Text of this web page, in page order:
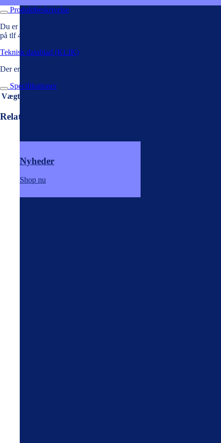
Nyheder
Shop nu
Produktbeskrivelse
Du er velkommen til at ringe med dine spørgsmål vedrørende autolak
på tlf 4636 1666 – her står vores faguddannede personale klar.
Teknisk datablad (KLIK)
Der er 3-10 dages leveringstid på autolak.
Specifikationer
Vægt
Relaterede varer